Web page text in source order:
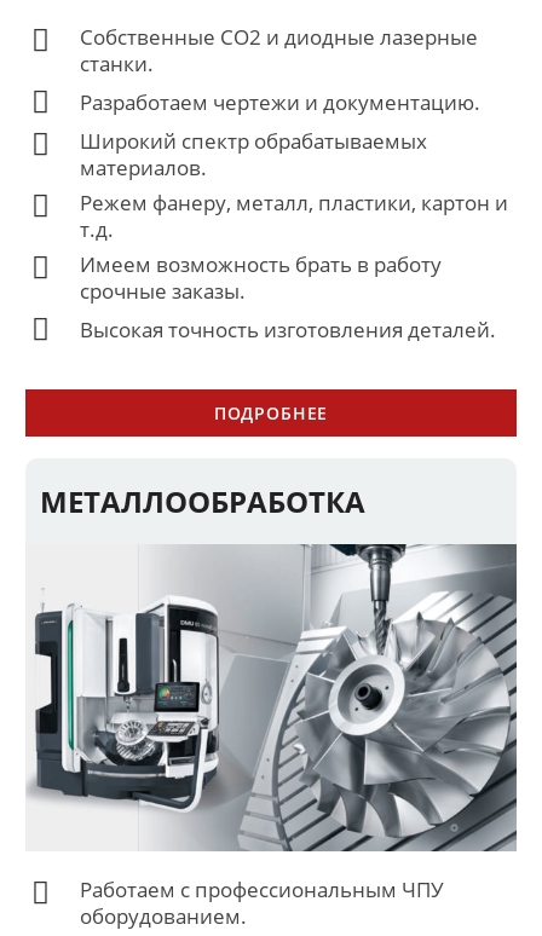
Собственные CO2 и диодные лазерные
станки.
Разработаем чертежи и документацию.
Широкий спектр обрабатываемых
материалов.
Режем фанеру, металл, пластики, картон и
т.д.
Имеем возможность брать в работу
срочные заказы.
Высокая точность изготовления деталей.
ПОДРОБНЕЕ
МЕТАЛЛООБРАБОТКА
Работаем с профессиональным ЧПУ
оборудованием.